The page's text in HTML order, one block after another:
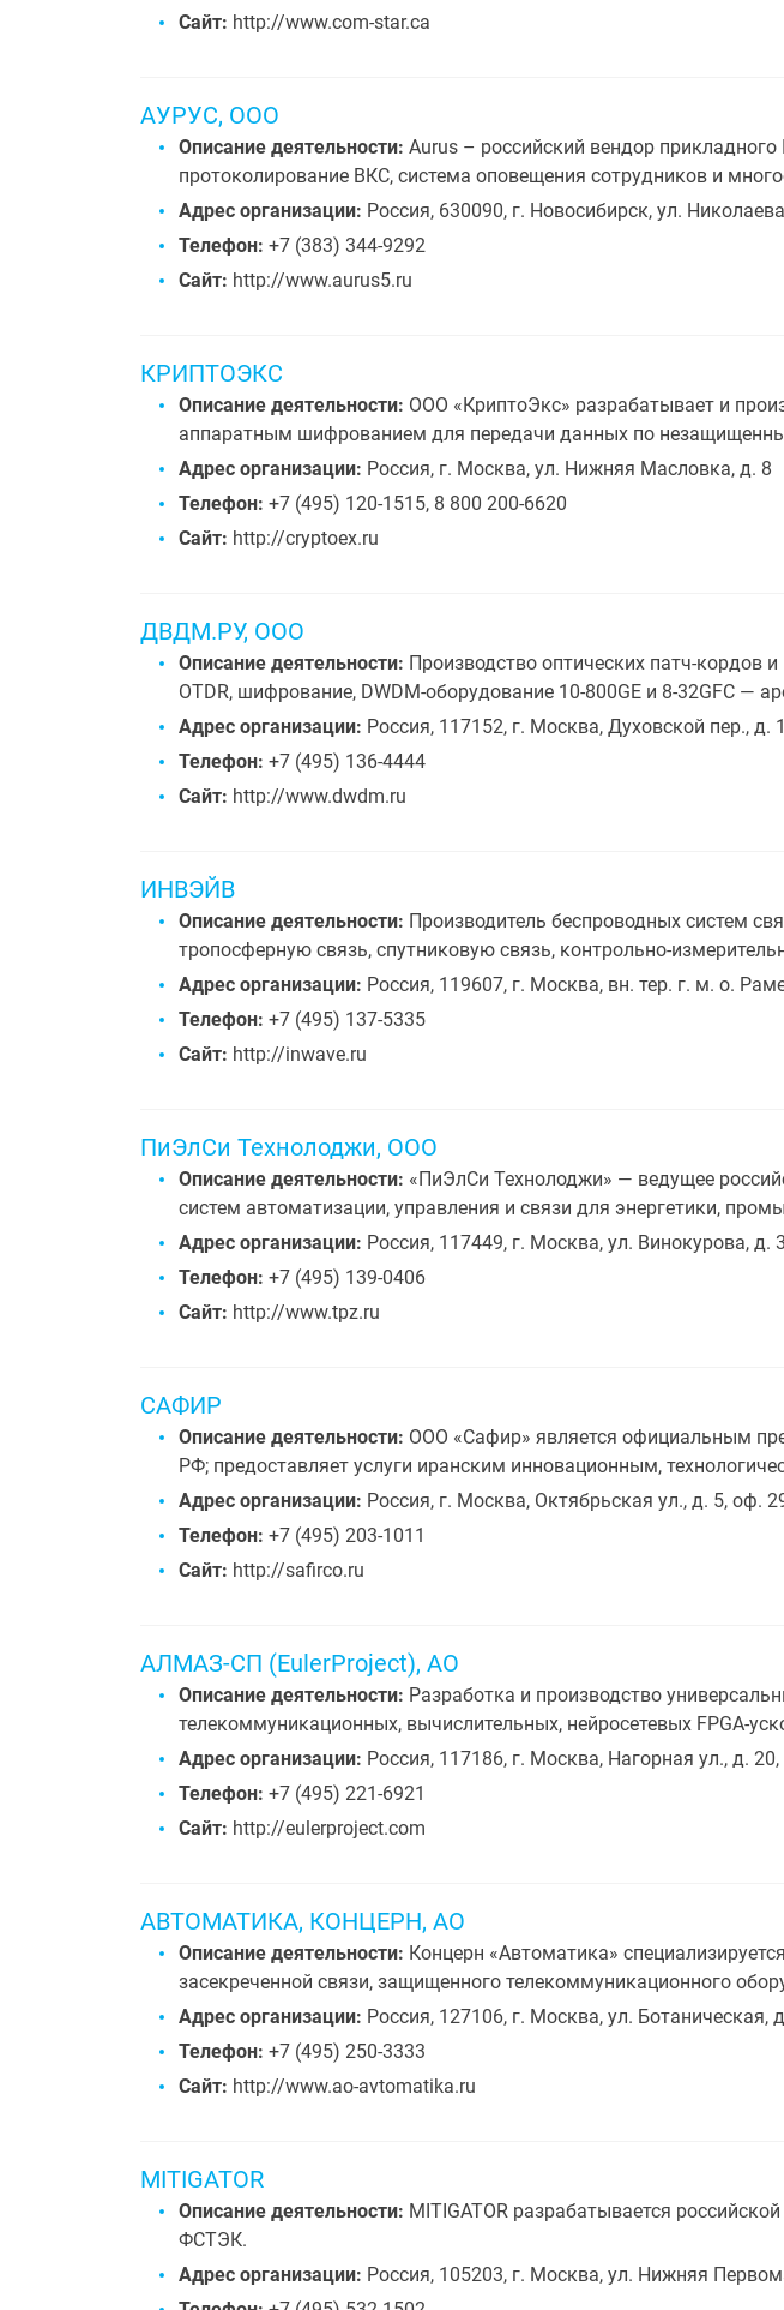
Сайт: http://www.com-star.ca
АУРУС, ООО
Описание деятельности: Aurus – российский вендор
протоколирование ВКС, система оповещения сотрудников и
Адрес организации: Россия, 630090, г. Новосибирск, ул.
Телефон: +7 (383) 344-9292
Сайт: http://www.aurus5.ru
КРИПТОЭКС
Описание деятельности: ООО «КриптоЭкс» разрабатывает и
аппаратным шифрованием для передачи данных по
Адрес организации: Россия, г. Москва, ул. Нижняя Масловка, д. 8
Телефон: +7 (495) 120-1515, 8 800 200-6620
Сайт: http://cryptoex.ru
ДВДМ.РУ, ООО
Описание деятельности: Производство оптических патч-кордов
OTDR, шифрование, DWDM-оборудование 10-800GE и 8-32GFC —
Адрес организации: Россия, 117152, г. Москва, Духовской пер., д.
Телефон: +7 (495) 136-4444
Сайт: http://www.dwdm.ru
ИНВЭЙВ
Описание деятельности: Производитель беспроводных систем
тропосферную связь, спутниковую связь, контрольно-
Адрес организации: Россия, 119607, г. Москва, вн. тер. г. м. о.
Телефон: +7 (495) 137-5335
Сайт: http://inwave.ru
ПиЭлСи Технолоджи, ООО
Описание деятельности: «ПиЭлСи Технолоджи» — ведущее
систем автоматизации, управления и связи для энергетики,
Адрес организации: Россия, 117449, г. Москва, ул. Винокурова, д. 3
Телефон: +7 (495) 139-0406
Сайт: http://www.tpz.ru
САФИР
Описание деятельности: ООО «Сафир» является официальным
РФ; предоставляет услуги иранским инновационным,
Адрес организации: Россия, г. Москва, Октябрьская ул., д. 5, оф.
Телефон: +7 (495) 203-1011
Сайт: http://safirco.ru
АЛМАЗ-СП (EulerProject), АО
Описание деятельности: Разработка и производство
телекоммуникационных, вычислительных, нейросетевых FPGA-
Адрес организации: Россия, 117186, г. Москва, Нагорная ул., д.
Телефон: +7 (495) 221-6921
Сайт: http://eulerproject.com
АВТОМАТИКА, КОНЦЕРН, АО
Описание деятельности: Концерн «Автоматика»
засекреченной связи, защищенного телекоммуникационного
Адрес организации: Россия, 127106, г. Москва, ул. Ботаническая,
Телефон: +7 (495) 250-3333
Сайт: http://www.ao-avtomatika.ru
MITIGATOR
Описание деятельности: MITIGATOR разрабатывается
ФСТЭК.
Адрес организации: Россия, 105203, г. Москва, ул. Нижняя